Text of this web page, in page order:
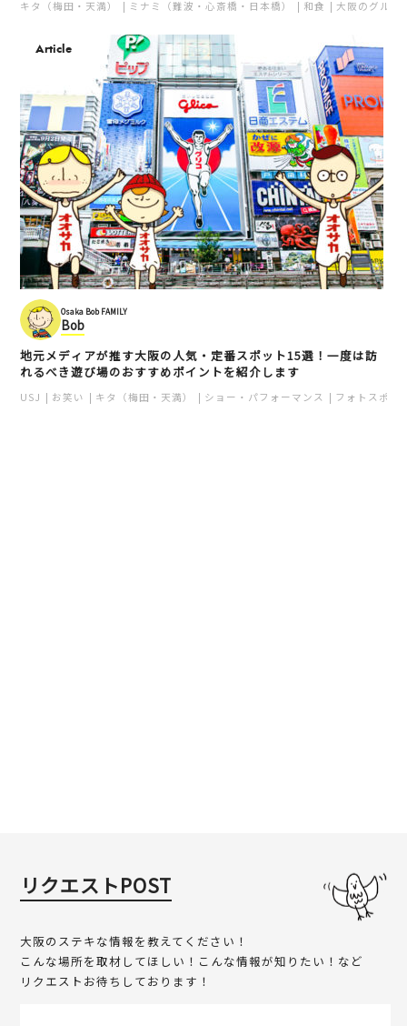
キタ（梅田・天満） ミナミ（難波・心斎橋・日本橋） 和食 大阪のグルメ
Article
Osaka Bob FAMILY
Bob
地元メディアが推す大阪の人気・定番スポット15選！一度は訪
れるべき遊び場のおすすめポイントを紹介します
USJ お笑い キタ（梅田・天満） ショー・パフォーマンス フォトスポッ
リクエストPOST
大阪のステキな情報を教えてください！
こんな場所を取材してほしい！こんな情報が知りたい！など
リクエストお待ちしております！